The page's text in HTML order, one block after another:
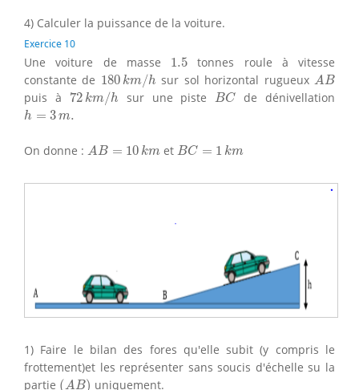
4) Calculer la puissance de la voiture.
Exercice 10
Une voiture de masse 1.5
1.5 tonnes roule à vitesse
constante de 180 km/h
180km /h sur sol horizontal rugueux AB
A B
puis à 72 km/h
72 km /h sur une piste BC
BC de dénivellation
h = 3m.
h m.
On donne : AB = 10 km
A B= 10km et BC = 1 km
BC= km
1) Faire le bilan des fores qu'elle subit (y compris le
frottement)et les représenter sans soucis d'échelle su la
partie (AB)
(AB) uniquement.